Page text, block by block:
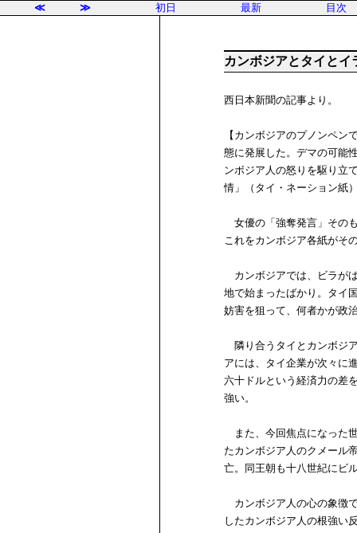
≪ ≫ 初日 最新 目次
カンボジアとタイとイ
西日本新聞の記事より。
【カンボジアのプノンペ
態に発展した。デマの可能
ンボジア人の怒りを駆り立
情」（タイ・ネーション紙
女優の「強奪発言」その
これをカンボジア各紙がそ
カンボジアでは、ビラが
地で始まったばかり。タイ
妨害を狙って、何者かが政
隣り合うタイとカンボジ
アには、タイ企業が次々に
六十ドルという経済力の差
強い。
また、今回焦点になった
たカンボジア人のクメール
亡。同王朝も十八世紀にビ
カンボジア人の心の象徴
したカンボジア人の根強い